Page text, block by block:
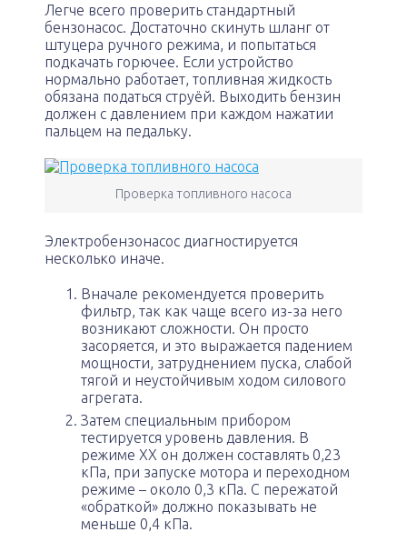
Легче всего проверить стандартный
бензонасос. Достаточно скинуть шланг от
штуцера ручного режима, и попытаться
подкачать горючее. Если устройство
нормально работает, топливная жидкость
обязана податься струёй. Выходить бензин
должен с давлением при каждом нажатии
пальцем на педальку.
Проверка топливного насоса
Электробензонасос диагностируется
несколько иначе.
Вначале рекомендуется проверить
фильтр, так как чаще всего из-за него
возникают сложности. Он просто
засоряется, и это выражается падением
мощности, затруднением пуска, слабой
тягой и неустойчивым ходом силового
агрегата.
Затем специальным прибором
тестируется уровень давления. В
режиме ХХ он должен составлять 0,23
кПа, при запуске мотора и переходном
режиме – около 0,3 кПа. С пережатой
«обраткой» должно показывать не
меньше 0,4 кПа.